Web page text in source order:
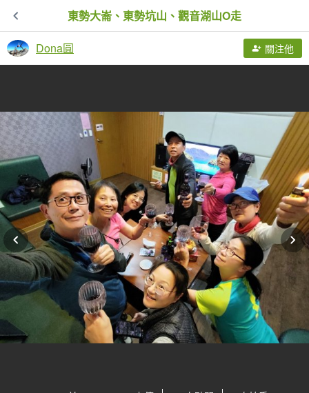
東勢大崙、東勢坑山、觀音湖山O走
Dona圓 關注他